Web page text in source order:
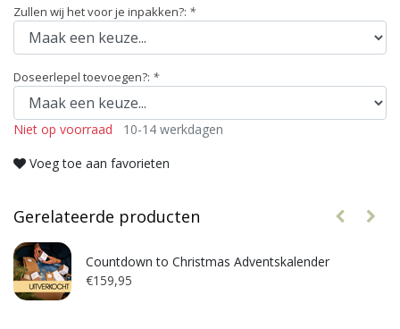
Zullen wij het voor je inpakken?: *
Doseerlepel toevoegen?: *
Niet op voorraad
10-14 werkdagen
Voeg toe aan favorieten
Gerelateerde producten
Countdown to Christmas Adventskalender
€159,95